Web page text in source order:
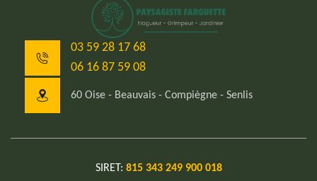
03 59 28 17 68
06 16 87 59 08
60 Oise - Beauvais - Compiègne - Senlis
SIRET: 815 343 249 900 018